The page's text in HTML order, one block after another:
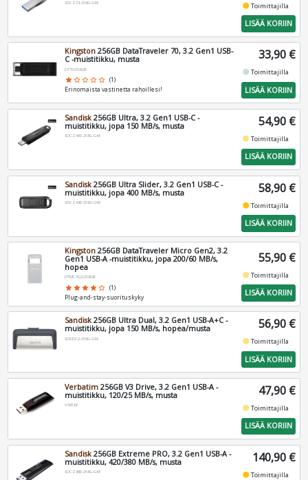
SDCZ74-256G-G46 fiber_manual_recordToimittajilla
LISÄÄ KORIIN
Kingston 256GB DataTraveler 70, 3.2 Gen1 USB-
C -muistitikku, musta
DT70/256GB
star star_border star_border star_border star_border (1)
Erinomaista vastinetta rahoillesi!
33,90 €
fiber_manual_recordToimittajilla
LISÄÄ KORIIN
Sandisk256GB Ultra, 3.2 Gen1 USB-C -
muistitikku, jopa 150 MB/s, musta
SDCZ460-256G-G46
54,90 €
fiber_manual_recordToimittajilla
LISÄÄ KORIIN
Sandisk 256GB Ultra Slider, 3.2 Gen1 USB-C -
muistitikku, jopa 400 MB/s, musta
SDCZ480-256G-G46
58,90 €
fiber_manual_recordToimittajilla
LISÄÄ KORIIN
Kingston 256GB DataTraveler Micro Gen2, 3.2
Gen1 USB-A -muistitikku, jopa 200/60 MB/s,
hopea
DTMC3G2/256GB
star star star star star_border (1)
Plug-and-stay-suorituskyky
55,90 €
fiber_manual_recordToimittajilla
LISÄÄ KORIIN
Sandisk256GB Ultra Dual, 3.2 Gen1 USB-A+C -
muistitikku, jopa 150 MB/s, hopea/musta
SDDDC2-256G-G46
56,90 €
fiber_manual_recordToimittajilla
LISÄÄ KORIIN
Verbatim 256GB V3 Drive, 3.2 Gen1 USB-A -
muistitikku, 120/25 MB/s, musta
V49168
47,90 €
fiber_manual_recordToimittajilla
LISÄÄ KORIIN
Sandisk 256GB Extreme PRO, 3.2 Gen1 USB-A -
muistitikku, 420/380 MB/s, musta
SDCZ880-256G-G46
140,90 €
fiber_manual_recordToimittajilla